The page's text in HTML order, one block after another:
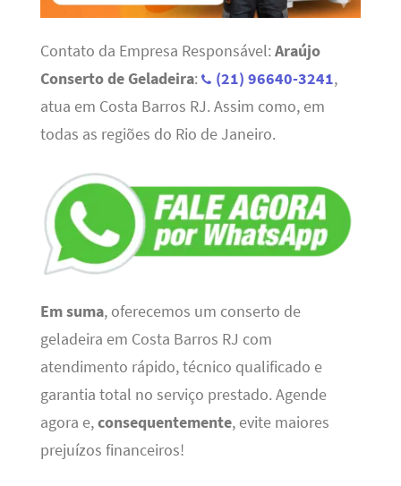
Contato da Empresa Responsável: Araújo
Conserto de Geladeira: (21) 96640-3241,
atua em Costa Barros RJ. Assim como, em
todas as regiões do Rio de Janeiro.
Em suma, oferecemos um conserto de
geladeira em Costa Barros RJ com
atendimento rápido, técnico qualificado e
garantia total no serviço prestado. Agende
agora e,consequentemente, evite maiores
prejuízos financeiros!